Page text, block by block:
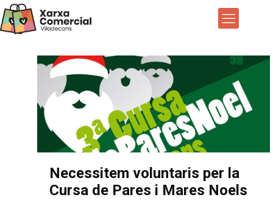
Necessitem voluntaris per la
Cursa de Pares i Mares Noels